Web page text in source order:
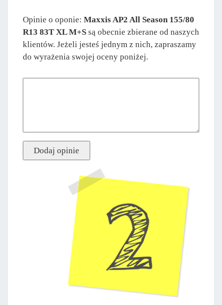
Opinie o oponie: Maxxis AP2 All Season 155/80
R13 83T XL M+S są obecnie zbierane od naszych
klientów. Jeżeli jesteś jednym z nich, zapraszamy
do wyrażenia swojej oceny poniżej.